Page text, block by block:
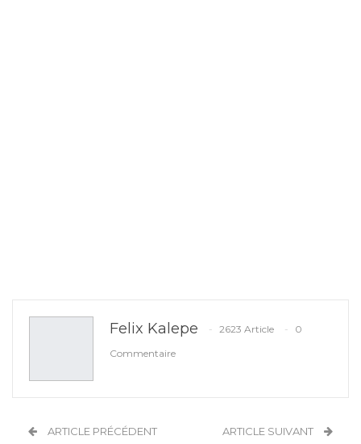
Felix Kalepe 2623 Article
0
Commentaire
ARTICLE PRÉCÉDENT ARTICLE SUIVANT